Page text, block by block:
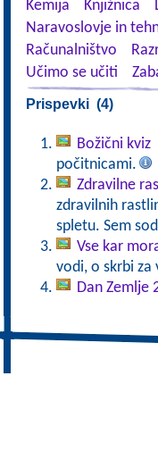
Kemija
Knjižnica
Naravoslovje in
Računalništvo
Učimo se učiti
Prispevki (4)
Božični kviz
počitnicami.
Zdravilne
zdravilnih
spletu. Sem
Vse kar
vodi, o skrbi za
Dan Zemlje